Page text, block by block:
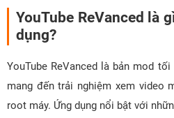
YouTube ReVanced là
dụng?
YouTube ReVanced là bản mod
mang đến trải nghiệm xem video
root máy. Ứng dụng nổi bật với